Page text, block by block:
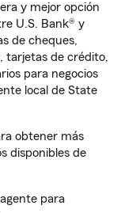
y mejor opción
U.S. Bank® y
de cheques,
tarjetas de crédito,
para negocios
local de State
obtener más
disponibles de
para